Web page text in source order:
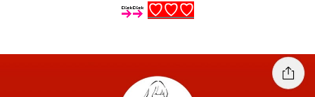
♡♡♡